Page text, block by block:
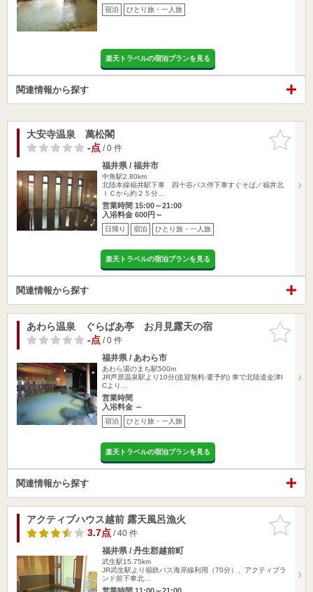
宿泊 ひとり旅・一人旅
楽天トラベルの宿泊プランを見る
関連情報から探す
お気に入
りに追加
大安寺温泉 萬松閣
-点/ 0 件
福井県 / 福井市
中角駅2.80km
北陸本線福井駅下車 四十谷バス停下車すぐそば／福井北
ＩＣから約２５分…
営業時間 15:00～21:00
入浴料金 600円～
日帰り 宿泊 ひとり旅・一人旅
楽天トラベルの宿泊プランを見る
関連情報から探す
お気に入
りに追加
あわら温泉 ぐらばあ亭 お月見露天の宿
-点/ 0 件
福井県 / あわら市
あわら湯のまち駅500m
JR芦原温泉駅より10分(送迎無料:要予約) 車で北陸道金津I
Cより…
営業時間
入浴料金 ～
宿泊 ひとり旅・一人旅
楽天トラベルの宿泊プランを見る
関連情報から探す
お気に入
りに追加
アクティブハウス越前 露天風呂漁火
3.7点/ 40 件
福井県 / 丹生郡越前町
武生駅15.75km
JR武生駅より福鉄バス海岸線利用（70分）、アクティブラ
ンド前下車北…